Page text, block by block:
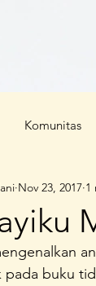
Komunitas
dan Teknologi
Nov 23, 2017 1
pada buku